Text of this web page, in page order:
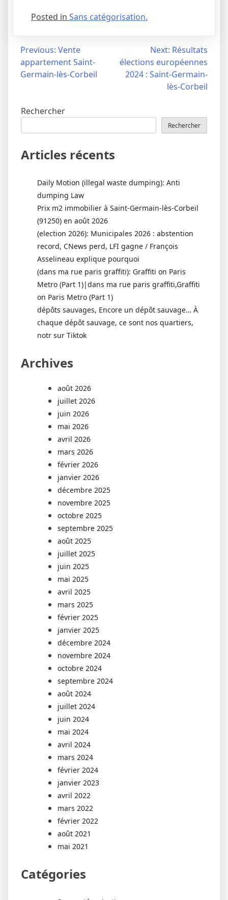
Posted in Sans catégorisation.
Navigation
Previous: Vente
appartement Saint-
Germain-lès-Corbeil
Next: Résultats
élections européennes
2024 : Saint-Germain-
lès-Corbeil
Rechercher
Rechercher
Articles récents
Daily Motion (illegal waste dumping): Anti
dumping Law
Prix m2 immobilier à Saint-Germain-lès-Corbeil
(91250) en août 2026
(election 2026): Municipales 2026 : abstention
record, CNews perd, LFI gagne / François
Asselineau explique pourquoi
(dans ma rue paris graffiti): Graffiti on Paris
Metro (Part 1)|dans ma rue paris graffiti,Graffiti
on Paris Metro (Part 1)
dépôts sauvages, Encore un dépôt sauvage… À
chaque dépôt sauvage, ce sont nos quartiers,
notr sur Tiktok
Archives
août 2026
juillet 2026
juin 2026
mai 2026
avril 2026
mars 2026
février 2026
janvier 2026
décembre 2025
novembre 2025
octobre 2025
septembre 2025
août 2025
juillet 2025
juin 2025
mai 2025
avril 2025
mars 2025
février 2025
janvier 2025
décembre 2024
novembre 2024
octobre 2024
septembre 2024
août 2024
juillet 2024
juin 2024
mai 2024
avril 2024
mars 2024
février 2024
janvier 2023
avril 2022
mars 2022
février 2022
août 2021
mai 2021
Catégories